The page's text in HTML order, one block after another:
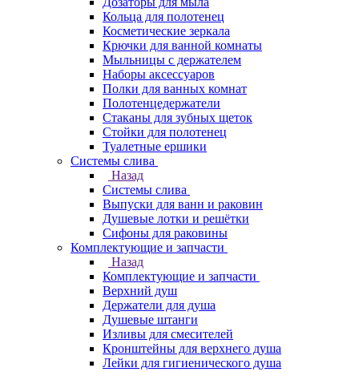
Кольца для полотенец
Косметические зеркала
Крючки для ванной комнаты
Мыльницы с держателем
Наборы аксессуаров
Полки для ванных комнат
Полотенцедержатели
Стаканы для зубных щеток
Стойки для полотенец
Туалетные ершики
Системы слива
Назад
Системы слива
Выпуски для ванн и раковин
Душевые лотки и решётки
Сифоны для раковины
Комплектующие и запчасти
Назад
Комплектующие и запчасти
Верхний душ
Держатели для душа
Душевые штанги
Изливы для смесителей
Кронштейны для верхнего душа
Лейки для гигиенического душа